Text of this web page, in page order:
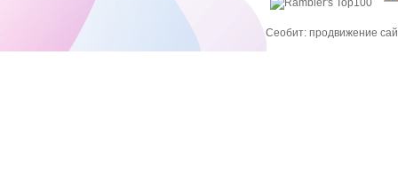
Сеобит: продвижение